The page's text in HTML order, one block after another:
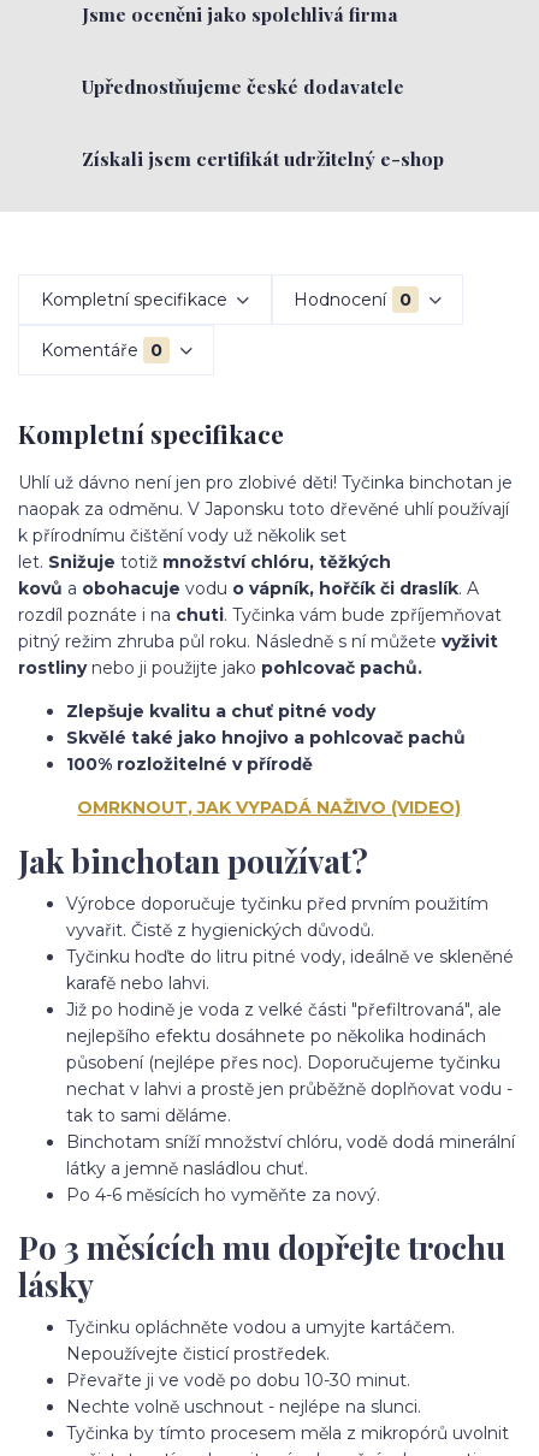
Jsme oceněni jako spolehlivá firma
Upřednostňujeme české dodavatele
Získali jsem certifikát udržitelný e-shop
Kompletní specifikace Hodnocení 0
Komentáře 0
Kompletní specifikace
Uhlí už dávno není jen pro zlobivé děti! Tyčinka binchotan je
naopak za odměnu. V Japonsku toto dřevěné uhlí používají
k přírodnímu čištění vody už několik set
let. Snižuje totiž množství chlóru, těžkých
kovů a obohacuje vodu o vápník, hořčík či draslík. A
rozdíl poznáte i na chuti. Tyčinka vám bude zpříjemňovat
pitný režim zhruba půl roku. Následně s ní můžete vyživit
rostlinynebo ji použijte jako pohlcovač pachů.
Zlepšuje kvalitu a chuť pitné vody
Skvělé také jako hnojivo a pohlcovač pachů
100% rozložitelné v přírodě
OMRKNOUT, JAK VYPADÁ NAŽIVO (VIDEO)
Jak binchotan používat?
Výrobce doporučuje tyčinku před prvním použitím
vyvařit. Čistě z hygienických důvodů.
Tyčinku hoďte do litru pitné vody, ideálně ve skleněné
karafě nebo lahvi.
Již po hodině je voda z velké části "přefiltrovaná", ale
nejlepšího efektu dosáhnete po několika hodinách
působení (nejlépe přes noc). Doporučujeme tyčinku
nechat v lahvi a prostě jen průběžně doplňovat vodu -
tak to sami děláme.
Binchotam sníží množství chlóru, vodě dodá minerální
látky a jemně nasládlou chuť.
Po 4-6 měsících ho vyměňte za nový.
Po 3 měsících mu dopřejte trochu
lásky
Tyčinku opláchněte vodou a umyjte kartáčem.
Nepoužívejte čisticí prostředek.
Převařte ji ve vodě po dobu 10-30 minut.
Nechte volně uschnout - nejlépe na slunci.
Tyčinka by tímto procesem měla z mikropórů uvolnit